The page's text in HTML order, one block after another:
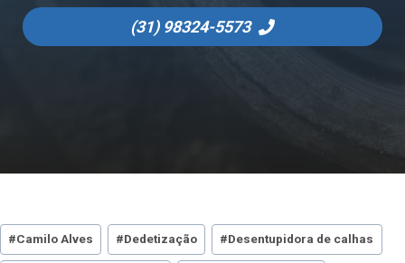
(31) 98324-5573
Tags
do
#Camilo Alves #Dedetização #Desentupidora de calhas